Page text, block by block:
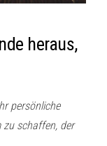
heraus,
persönliche
zu schaffen, der